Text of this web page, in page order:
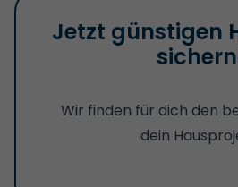
Jetzt günstigen
Wir finden für dich den
dein